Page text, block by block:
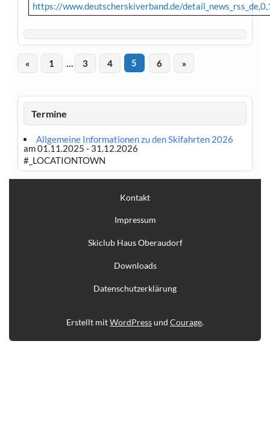
https://www.deutscherskiverband.de/
« 1 3 4 5 6 »
Termine
Allgemeine Informationen zu den Skifahrten 2026
am 01.11.2025 - 31.12.2026
#_LOCATIONTOWN
Kontakt
Impressum
Skiclub Haus Oberaudorf
Downloads
Datenschutzerklärung
Erstellt mitWordPressund Courage.